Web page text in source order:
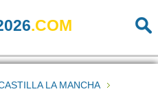
.COM
LA MANCHA